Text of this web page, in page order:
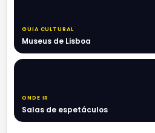
GUIA CULTURAL
Museus de Lisboa
ONDE IR
Salas de espetáculos